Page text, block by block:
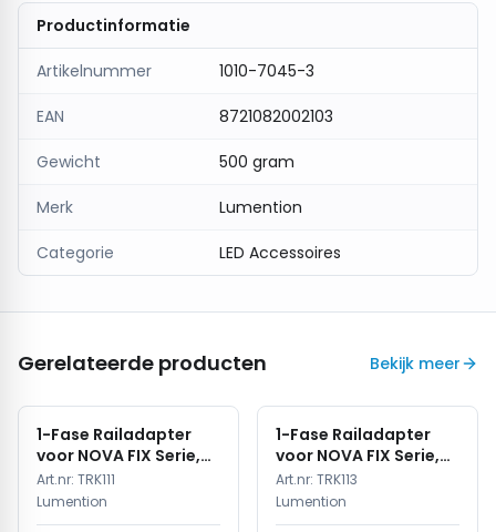
Productinformatie
Artikelnummer 1010-7045-3
EAN 8721082002103
Gewicht 500 gram
Merk Lumention
Categorie LED Accessoires
Gerelateerde producten Bekijk meer
1-Fase Railadapter
voor NOVA FIX Serie,
Wit, IP20
Art.nr: TRK111
Lumention
1-Fase Railadapter
voor NOVA FIX Serie,
Zwart, IP20
Art.nr: TRK113
Lumention